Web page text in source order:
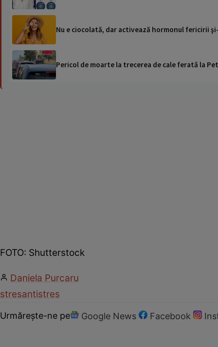
Nu e ciocolată, dar activează hormonul fericirii
Pericol de moarte la trecerea de cale ferată la
FOTO: Shutterstock
Daniela Purcaru
stresantistres
Urmărește-ne pe Google News Facebook